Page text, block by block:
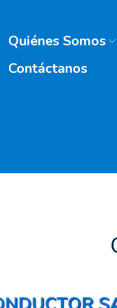
Quiénes Somos
Contáctanos